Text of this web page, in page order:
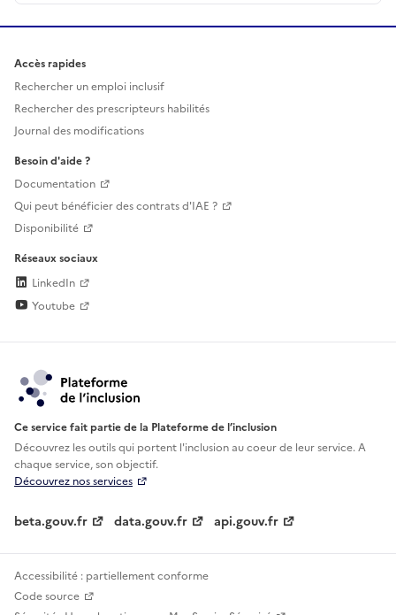
Accès rapides
Rechercher un emploi inclusif
Rechercher des prescripteurs habilités
Journal des modifications
Besoin d'aide ?
Documentation
Qui peut bénéficier des contrats d'IAE ?
Disponibilité
Réseaux sociaux
LinkedIn
Youtube
Ce service fait partie de la Plateforme de l’inclusion
Découvrez les outils qui portent l'inclusion aucoeur de leur service. A
chaque service, son objectif.
Découvrez nos services
beta.gouv.fr data.gouv.fr api.gouv.fr
Accessibilité : partiellement conforme
Code source